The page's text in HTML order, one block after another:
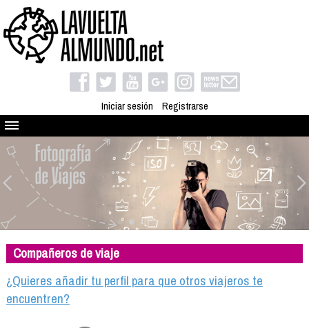
Iniciar sesión Registrarse
Quienes somos
El proyecto
Blog
Viaja con nosotros
Camino solidario
Libros
Compañeros de viaje
Compañeros de viaje
¿Quieres añadir tu perfil para que otros viajeros te
encuentren?